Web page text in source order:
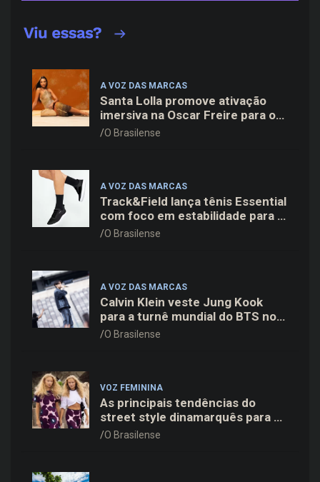
A VOZ DAS MARCAS
Santa Lolla promove ativação
imersiva na Oscar Freire para o
lançamento da coleção Verão 27
O Brasilense
A VOZ DAS MARCAS
Track&Field lança tênis Essential
com foco em estabilidade para a
rotina de treinos
O Brasilense
A VOZ DAS MARCAS
Calvin Klein veste Jung Kook
para a turnê mundial do BTS nos
Estados Unidos
O Brasilense
VOZ FEMININA
As principais tendências do
street style dinamarquês para a
temporada
O Brasilense